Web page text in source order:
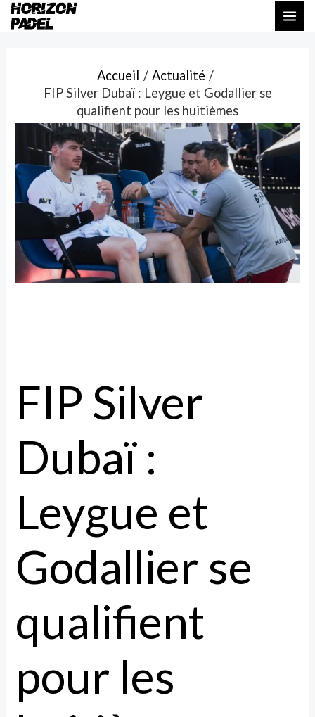
Aller
Accueil
Actualité
FIP Silver Dubaï : Leygue et Godallier se
qualifient pour les huitièmes
FIP Silver
Dubaï :
Leygue et
Godallier se
qualifient
pour les
Navigation
des